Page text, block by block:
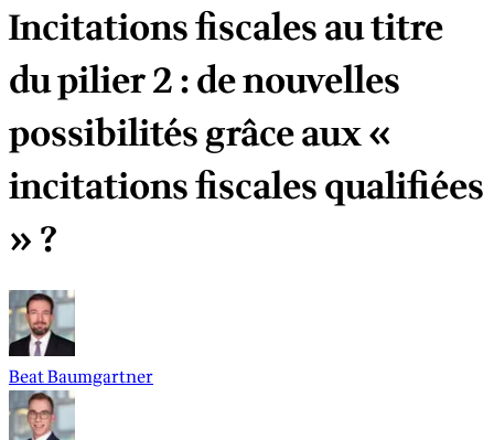
Incitations fiscales au titre
du pilier 2 : de nouvelles
possibilités grâce aux «
incitations fiscales qualifiées
» ?
Beat Baumgartner